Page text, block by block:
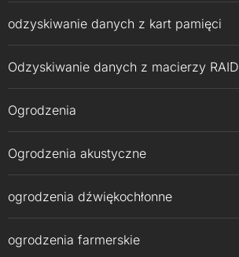
odzyskiwanie danych z kart pamięci
Odzyskiwanie danych z macierzy RAID
Ogrodzenia
Ogrodzenia akustyczne
ogrodzenia dźwiękochłonne
ogrodzenia farmerskie